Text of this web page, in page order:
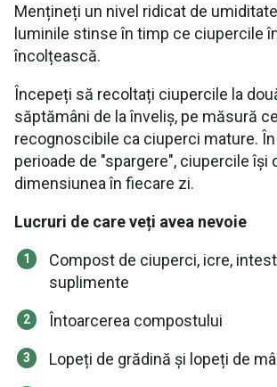
Mențineți un nivel ridicat de
luminile stinse în timp ce ciupercile
încolțească.
Începeți să recoltați ciupercile la
săptămâni de la înveliș, pe măsură
recognoscibile ca ciuperci mature.
perioade de "spargere", ciupercile își
dimensiunea în fiecare zi.
Lucruri de care veți avea nevoie
Compost de ciuperci, icre,
suplimente
Întoarcerea compostului
Lopeți de grădină și lopeți de